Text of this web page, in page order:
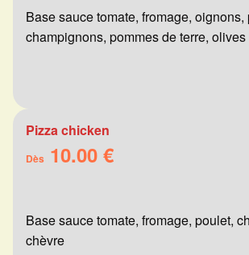
Base sauce tomate, fromage, oignons,
champignons, pommes de terre, olives
Pizza chicken
Dès 10.00 €
Base sauce tomate, fromage, poulet,
chèvre